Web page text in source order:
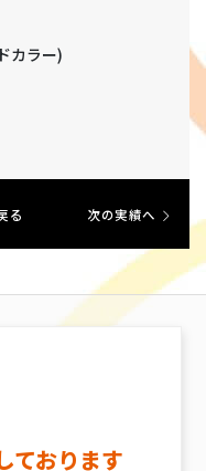
カラー)
る 次の実績へ
ております